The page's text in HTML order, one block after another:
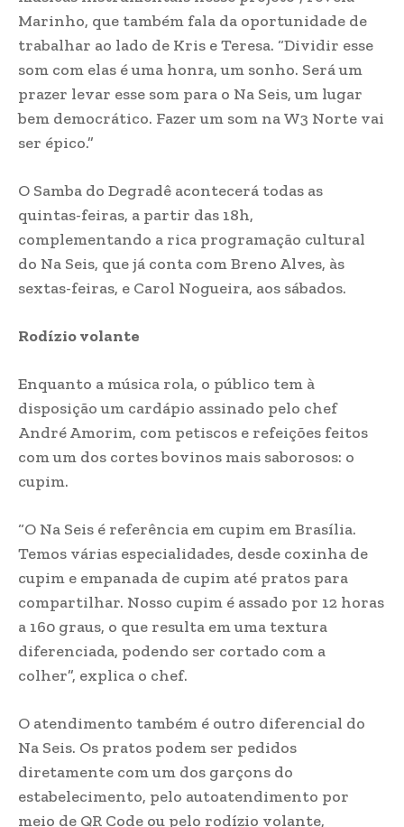
Marinho, que também fala da oportunidade de
trabalhar ao lado de Kris e Teresa. “Dividir esse
som com elas é uma honra, um sonho. Será um
prazer levar esse som para o Na Seis, um lugar
bem democrático. Fazer um som na W3 Norte vai
ser épico.”
O Samba do Degradê acontecerá todas as
quintas-feiras, a partir das 18h,
complementando a rica programação cultural
do Na Seis, que já conta com Breno Alves, às
sextas-feiras, e Carol Nogueira, aos sábados.
Rodízio volante
Enquanto a música rola, o público tem à
disposição um cardápio assinado pelo chef
André Amorim, com petiscos e refeições feitos
com um dos cortes bovinos mais saborosos: o
cupim.
“O Na Seis é referência em cupim em Brasília.
Temos várias especialidades, desde coxinha de
cupim e empanada de cupim até pratos para
compartilhar. Nosso cupim é assado por 12 horas
a 160 graus, o que resulta em uma textura
diferenciada, podendo ser cortado com a
colher”, explica o chef.
O atendimento também é outro diferencial do
Na Seis. Os pratos podem ser pedidos
diretamente com um dos garçons do
estabelecimento, pelo autoatendimento por
meio de QR Code ou pelo rodízio volante,